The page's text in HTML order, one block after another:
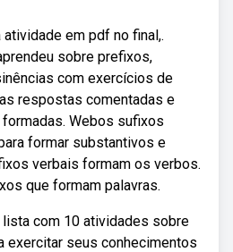
em pdf no final,.
sobre prefixos,
com exercícios de
respostas comentadas e
Webos sufixos
formar substantivos e
verbais formam os verbos.
que formam palavras.
lista com 10 atividades sobre
exercitar seus conhecimentos